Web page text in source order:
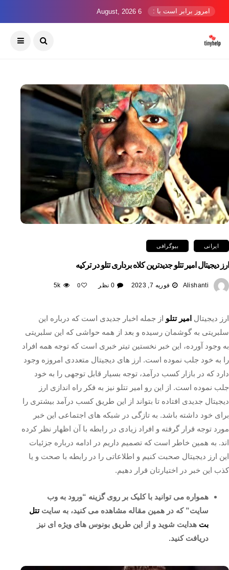
امروز برابر است با : 6 August, 2026
ایرانی بیوگرافی
ارز دیجیتال امیر تتلو جدیدترین کلاه برداری تتلو در ترکیه
Alishanti فوریه 7, 2023 0 نظر 0
5k
ارز دیجیتال امیر تتلو از جمله اخبار جدیدی است که درباره این
سلبریتی به گوشمان رسیده و بعد از همه حواشی که این سلبریتی
به وجود آورده، این خبر نخستین تیتر خبری است که توجه همه افراد
را به خود جلب نموده است. ارز های دیجیتال متعددی امروزه وجود
دارد که در بازار کسب درآمد، توجه بسیار قابل توجهی را به خود
جلب نموده است. از این رو امیر تتلو نیز به فکر راه اندازی ارز
دیجیتال جدیدی افتاده تا بتواند از این طریق کسب درآمد بیشتری را
برای خود داشته باشد. به تازگی در شبکه های اجتماعی این خبر
مورد توجه قرار گرفته و افراد زیادی در رابطه با آن اظهار نظر کرده
اند. به همین خاطر است که تصمیم داریم در ادامه درباره جزئیات
این ارز دیجیتال صحبت کنیم و اطلاعاتی را در رابطه با صحت و یا
کذب این خبر در اختیارتان قرار دهیم.
همواره می توانید با کلیک بر روی گزینه “ورود به وب
سایت” که در همین مقاله مشاهده می کنید، به سایتتتل
بت هدایت شوید و از این طریق بونوس های ویژه ای نیز
دریافت کنید.